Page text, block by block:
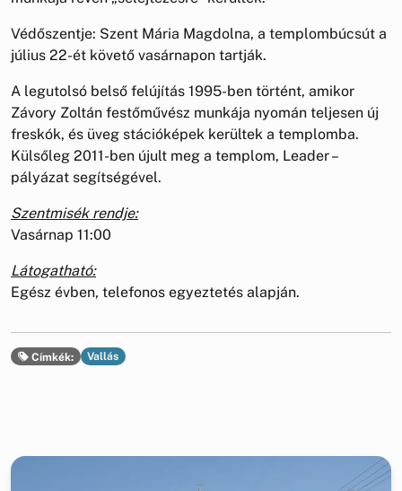
Védőszentje: Szent Mária Magdolna, a templombúcsút a
július 22-ét követő vasárnapon tartják.
A legutolsó belső felújítás 1995-ben történt, amikor
Závory Zoltán festőművész munkája nyomán teljesen új
freskók, és üveg stációképek kerültek a templomba.
Külsőleg 2011-ben újult meg a templom, Leader –
pályázat segítségével.
Szentmisék rendje:
Vasárnap 11:00
Látogatható:
Egész évben, telefonos egyeztetés alapján.
Címkék: Vallás